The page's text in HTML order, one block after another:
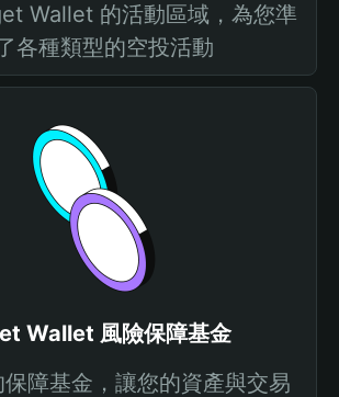
Wallet 的活動區域，為您準
各種類型的空投活動
Wallet 風險保障基金
障基金，讓您的資產與交易